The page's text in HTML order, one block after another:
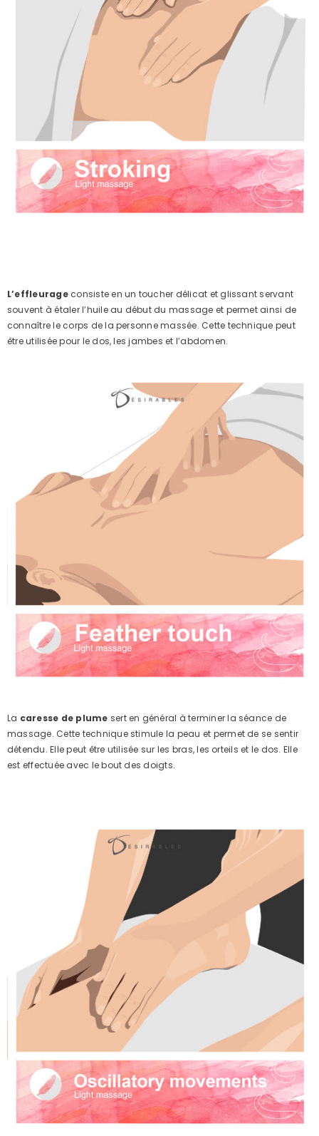
L’effleurage consiste en un toucher délicat et glissant servant
souvent à étaler l’huile au début du massage et permet ainsi de
connaître le corps de la personne massée. Cette technique peut
être utilisée pour le dos, les jambes et l’abdomen.
La caresse de plume sert en général à terminer la séance de
massage. Cette technique stimule la peau et permet de se sentir
détendu. Elle peut être utilisée sur les bras, les orteils et le dos. Elle
est effectuée avec le bout des doigts.